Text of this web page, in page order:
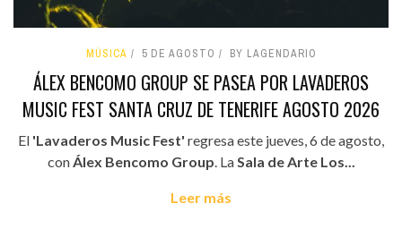
MÚSICA 5 DE AGOSTO BY LAGENDARIO
ÁLEX BENCOMO GROUP SE PASEA POR LAVADEROS
MUSIC FEST SANTA CRUZ DE TENERIFE AGOSTO 2026
El 'Lavaderos Music Fest' regresa este jueves, 6 de agosto,
conÁlex Bencomo Group. LaSala de Arte Los...
Leer más